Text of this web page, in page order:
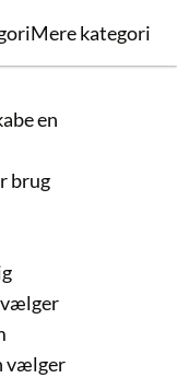
Mere kategori
en
brug
vælger
vælger